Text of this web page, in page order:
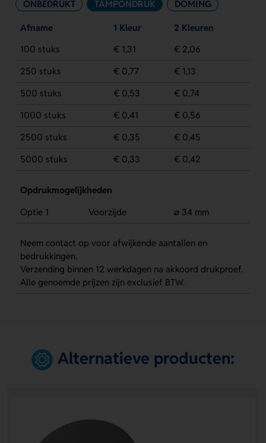
ONBEDRUKT TAMPONDRUK DOMING
Afname 1 Kleur
2 Kleuren
100 stuks
€ 1,31
€ 2,06
250 stuks
€ 0,77
€ 1,13
500 stuks
€ 0,53
€ 0,74
1000 stuks
€ 0,41
€ 0,56
2500 stuks
€ 0,35
€ 0,45
5000 stuks
€ 0,33 € 0,42
Opdrukmogelijkheden
Optie 1
Voorzijde ø 34 mm
Neem contact op voor afwijkende aantallen en
bedrukkingen.
Verzending binnen 12 werkdagen na akkoord drukproef.
Alle genoemde prijzen zijn exclusief BTW.
Alternatieve producten: